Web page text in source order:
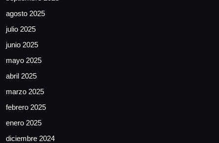
agosto 2025
julio 2025
junio 2025
mayo 2025
abril 2025
marzo 2025
febrero 2025
enero 2025
diciembre 2024